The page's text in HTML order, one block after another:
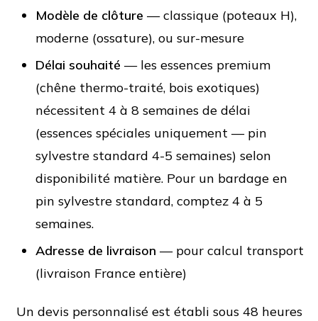
Modèle de clôture — classique (poteaux H),
moderne (ossature), ou sur-mesure
Délai souhaité — les essences premium
(chêne thermo-traité, bois exotiques)
nécessitent 4 à 8 semaines de délai
(essences spéciales uniquement — pin
sylvestre standard 4-5 semaines) selon
disponibilité matière. Pour un bardage en
pin sylvestre standard, comptez 4 à 5
semaines.
Adresse de livraison — pour calcul transport
(livraison France entière)
Un devis personnalisé est établi sous 48 heures